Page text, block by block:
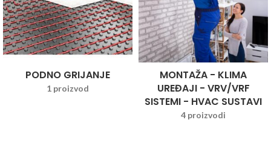
PODNO GRIJANJE
1 proizvod
MONTAŽA - KLIMA
UREĐAJI - VRV/VRF
SISTEMI - HVAC SUSTAVI
4 proizvodi